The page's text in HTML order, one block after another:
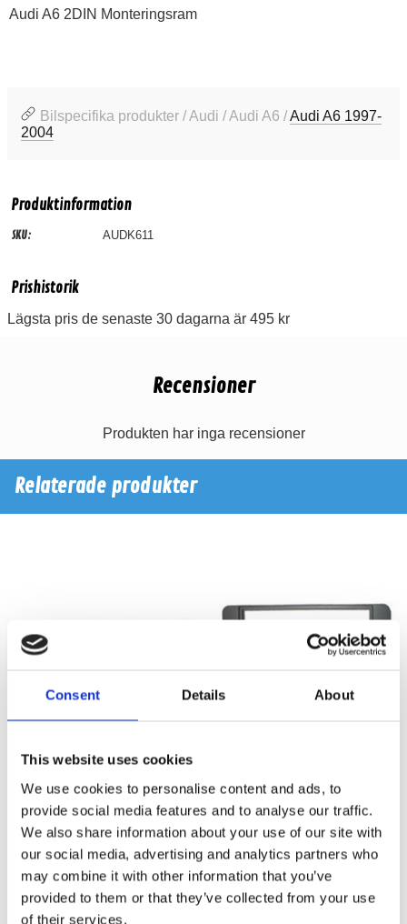
Consent Details About
This website uses cookies
We use cookies to personalise content and ads, to
provide social media features and to analyse our traffic.
We also share information about your use of our site with
our social media, advertising and analytics partners who
may combine it with other information that you’ve
provided to them or that they’ve collected from your use
of their services.
Audi A6 2DIN Monteringsram
Bilspecifika produkter / Audi / Audi A6 /Audi A6 1997-
2004
Produktinformation
SKU: AUDK611
Prishistorik
Lägsta pris de senaste 30 dagarna är 495 kr
Recensioner
Produkten har inga recensioner
Relaterade produkter
Monteringsram AUDI
Passar Audi A4
Snabblager 1-3 dagar
Finns i lagershop Göteborg
119 kr/st
Passar Audi A4
Snabblager 1-3 dagar
Finns i lagershop Göteborg
495 kr